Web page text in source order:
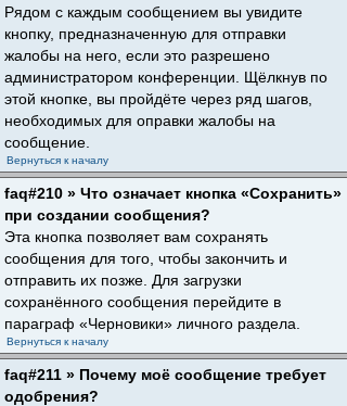
Рядом с каждым сообщением вы увидите
кнопку, предназначенную для отправки
жалобы на него, если это разрешено
администратором конференции. Щёлкнув по
этой кнопке, вы пройдёте через ряд шагов,
необходимых для оправки жалобы на
сообщение.
Вернуться к началу
faq#210 » Что означает кнопка «Сохранить»
при создании сообщения?
Эта кнопка позволяет вам сохранять
сообщения для того, чтобы закончить и
отправить их позже. Для загрузки
сохранённого сообщения перейдите в
параграф «Черновики» личного раздела.
Вернуться к началу
faq#211 » Почему моё сообщение требует
одобрения?